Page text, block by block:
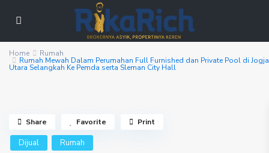
Home Rumah
Rumah Mewah Dalam Perumahan Full Furnished dan Private Pool di Jogja
Utara Selangkah Ke Pemda serta Sleman City Hall
Dijual Rumah
Share Favorite Print